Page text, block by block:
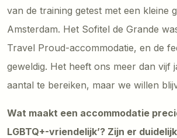
van de training getest met een kleine
Amsterdam. Het Sofitel de Grande
Travel Proud-accommodatie, en de
geweldig. Het heeft ons meer dan vijf
aantal te bereiken, maar we willen
Wat maakt een accommodatie
LGBTQ+-vriendelijk’? Zijn er